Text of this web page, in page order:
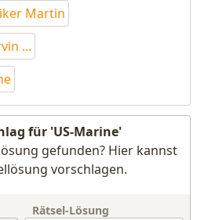
Martin
...
für 'US-Marine'
gefunden? Hier kannst
vorschlagen.
Rätsel-Lösung